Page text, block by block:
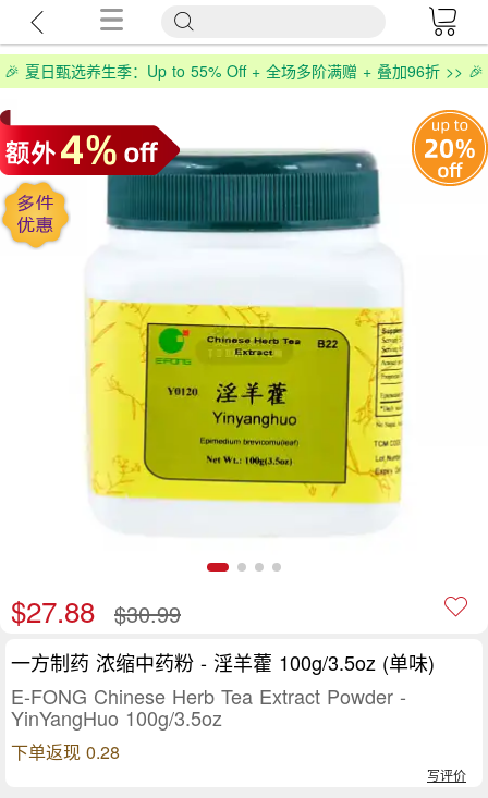
🎉 夏日甄选养生季：Up to 55% Off + 全场多阶满赠 + 叠加96折 >> 🎉
$27.88 $30.99
一方制药 浓缩中药粉 - 淫羊藿 100g/3.5oz (单味)
E-FONG Chinese Herb Tea Extract Powder -
YinYangHuo 100g/3.5oz
下单返现 0.28
写评价